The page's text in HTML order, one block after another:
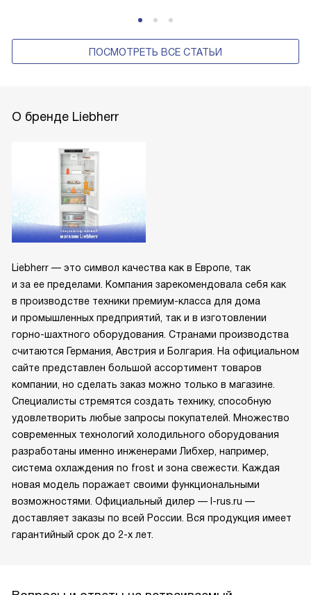
ПОСМОТРЕТЬ ВСЕ СТАТЬИ
О бренде Liebherr
Liebherr — это символ качества как в Европе, так
и за ее пределами. Компания зарекомендовала себя как
в производстве техники премиум-класса для дома
и промышленных предприятий, так и в изготовлении
горно-шахтного оборудования. Странами производства
считаются Германия, Австрия и Болгария. На официальном
сайте представлен большой ассортимент товаров
компании, но сделать заказ можно только в магазине.
Специалисты стремятся создать технику, способную
удовлетворить любые запросы покупателей. Множество
современных технологий холодильного оборудования
разработаны именно инженерами Либхер, например,
система охлаждения no frost и зона свежести. Каждая
новая модель поражает своими функциональными
возможностями. Официальный дилер — l-rus.ru —
доставляет заказы по всей России. Вся продукция имеет
гарантийный срок до 2-х лет.